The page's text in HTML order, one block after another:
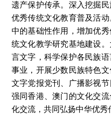
遗产保护传承。深入挖掘
优秀传统文化教育普及活
中的基础性作用，增加优
统文化教学研究基地建设
言文字，科学保护各民族
事业，开展少数民族特色
文字党报党刊、广播影视
强同香港、澳门的文化交
化交流，共同弘扬中华优秀